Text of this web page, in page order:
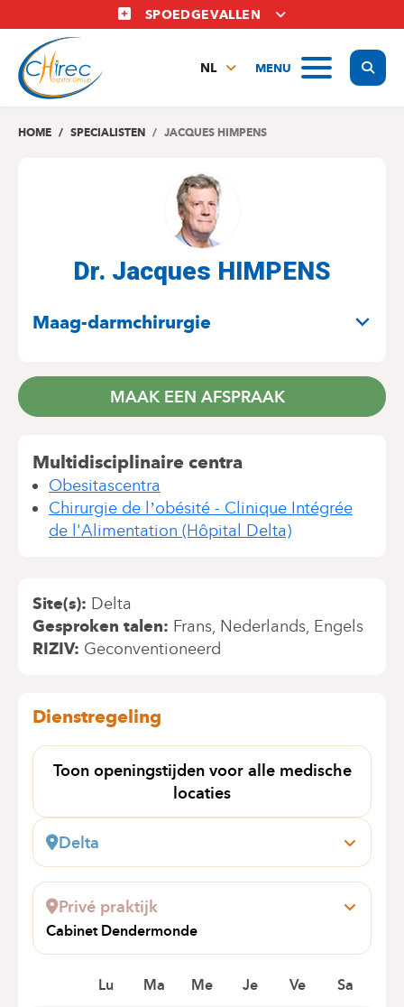
en
naar
inhoud
SPOEDGEVALLEN
MENU
NL
EN
HOME SPECIALISTEN JACQUES HIMPENS
Dr. Jacques HIMPENS
Maag-darmchirurgie
MAAK EEN AFSPRAAK
Multidisciplinaire centra
Obesitascentra
Chirurgie de l’obésité - Clinique Intégrée
de l'Alimentation (Hôpital Delta)
Site(s) Delta
Gesproken talen Frans Nederlands Engels
RIZIV Geconventioneerd
Dienstregeling
Toon openingstijden voor alle medische
locaties
Delta
Boulevard du Triomphe, 201
1160 Auderghem
Boek online een afspraak
Privé praktijk
Cabinet Dendermonde
Gentse Steenweg 64
Lu Ma Me Je Ve Sa